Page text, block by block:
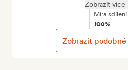
Zobrazit více
Míra sdílení
100%
Zobrazit